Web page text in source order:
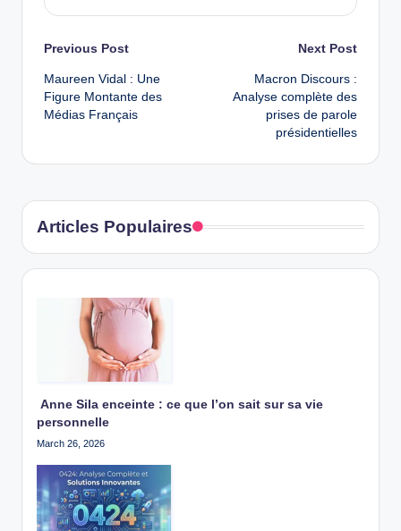
Post
navigation
Previous Post
Maureen Vidal : Une
Figure Montante des
Médias Français
Next Post
Macron Discours :
Analyse complète des
prises de parole
présidentielles
Articles Populaires
Anne Sila enceinte : ce que l’on sait sur sa vie
personnelle
March 26, 2026